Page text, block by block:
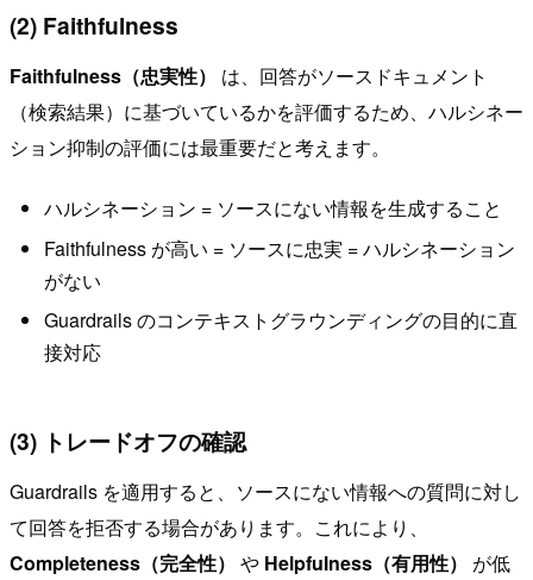
(2) Faithfulness
Faithfulness（忠実性）
は、回答がソースドキュメント
（検索結果）に基づいているかを評価するため、ハルシネー
ション抑制の評価には最重要だと考えます。
ハルシネーション = ソースにない情報を生成すること
Faithfulness が高い = ソースに忠実 = ハルシネーション
がない
Guardrails のコンテキストグラウンディングの目的に直
接対応
(3) トレードオフの確認
Guardrails を適用すると、ソースにない情報への質問に対し
て回答を拒否する場合があります。これにより、
Completeness（完全性） や Helpfulness（有用性）
が低